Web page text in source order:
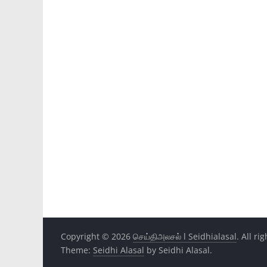
Copyright © 2026 செய்திஅலசல் l Seidhialasal. All
Theme: Seidhi Alasal by Seidhi Alasal.